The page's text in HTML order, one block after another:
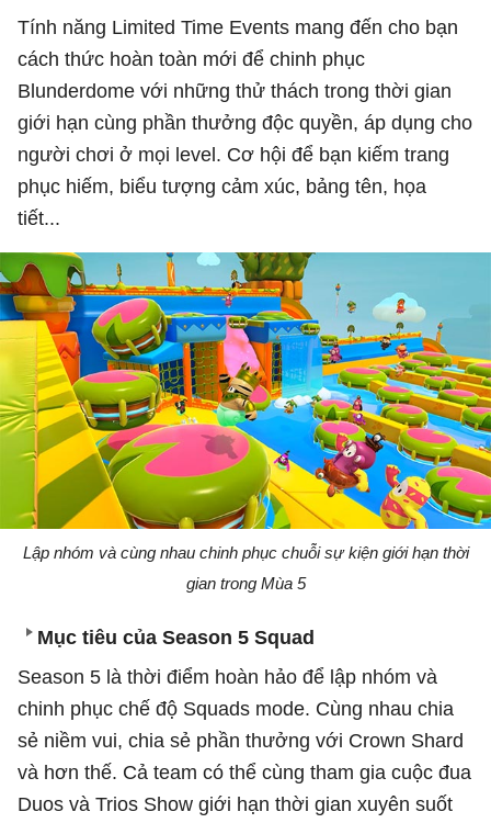
Tính năng Limited Time Events mang đến cho bạn
cách thức hoàn toàn mới để chinh phục
Blunderdome với những thử thách trong thời gian
giới hạn cùng phần thưởng độc quyền, áp dụng cho
người chơi ở mọi level. Cơ hội để bạn kiếm trang
phục hiếm, biểu tượng cảm xúc, bảng tên, họa
tiết...
Lập nhóm và cùng nhau chinh phục chuỗi sự kiện giới hạn thời
gian trong Mùa 5
Mục tiêu của Season 5 Squad
Season 5 là thời điểm hoàn hảo để lập nhóm và
chinh phục chế độ Squads mode. Cùng nhau chia
sẻ niềm vui, chia sẻ phần thưởng với Crown Shard
và hơn thế. Cả team có thể cùng tham gia cuộc đua
Duos và Trios Show giới hạn thời gian xuyên suốt